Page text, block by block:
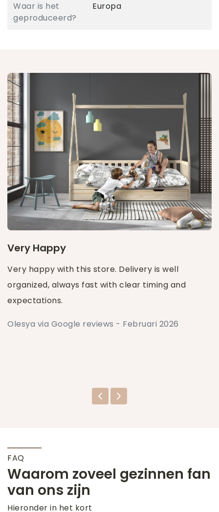
Waar is het
geproduceerd?
Europa
Very Happy
Very happy with this store. Delivery is well
organized, always fast with clear timing and
expectations.
Olesya via Google reviews - Februari 2026
FAQ
Waarom zoveel gezinnen fan
van ons zijn
Hieronder in het kort